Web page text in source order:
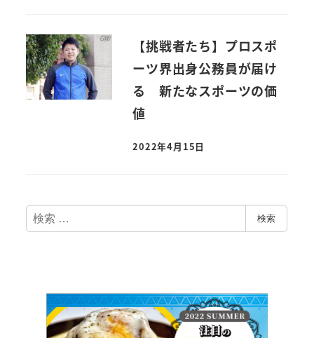
【挑戦者たち】プロスポ
ーツ界出身公務員が届け
る 新たなスポーツの価
値
2022年4月15日
検
索
検索